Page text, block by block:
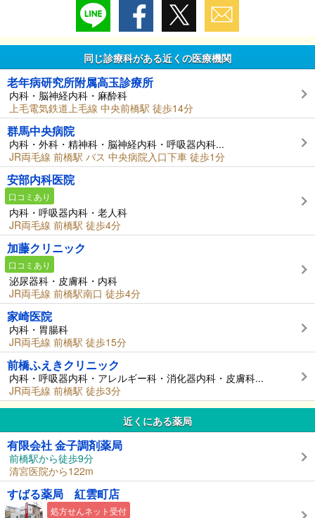
同じ診療科がある近くの医療機関
老年病研究所附属高玉診療所
内科・脳神経内科・麻酔科
上毛電気鉄道上毛線 中央前橋駅 徒歩14分
群馬中央病院
内科・外科・精神科・脳神経内科・呼吸器内科...
JR両毛線 前橋駅 バス 中央病院入口下車 徒歩1分
安部内科医院
口コミあり
内科・呼吸器内科・老人科
JR両毛線 前橋駅 徒歩4分
加藤クリニック
口コミあり
泌尿器科・皮膚科・内科
JR両毛線 前橋駅南口 徒歩4分
家崎医院
内科・胃腸科
JR両毛線 前橋駅 徒歩15分
前橋ふえきクリニック
内科・呼吸器内科・アレルギー科・消化器内科・皮膚科...
JR両毛線 前橋駅 徒歩3分
近くにある薬局
有限会社 金子調剤薬局
前橋駅から徒歩9分
清宮医院から122m
すばる薬局 紅雲町店
処方せんネット受付